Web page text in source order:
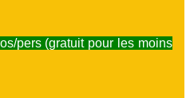
pers (gratuit pour les moins